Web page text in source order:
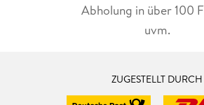
Abholung in über 100
uvm.
ZUGESTELLT DURCH